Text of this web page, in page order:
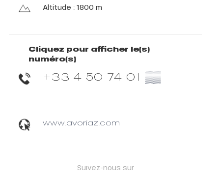
Altitude : 1800 m
Cliquez pour afficher le(s)
numéro(s)
+33 4 50 74 01 ▒▒
www.avoriaz.com
Suivez-nous sur